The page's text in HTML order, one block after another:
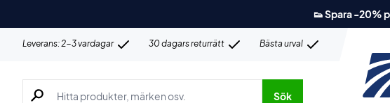
👟 Spara -20%
Leverans: 2-3 vardagar 30 dagars returrätt Bästa urval
Sök efter produkter, märken osv.
Sök